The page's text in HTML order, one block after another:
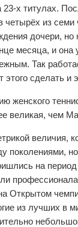
23-х титулах.
из семи
дочери, но
месяца, и она
Так
сделать и
женского
великая, чем
величия,
поколениями,
на
Открытом
из лучших в